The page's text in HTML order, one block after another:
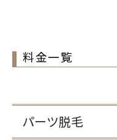
料金一覧
パーツ脱毛